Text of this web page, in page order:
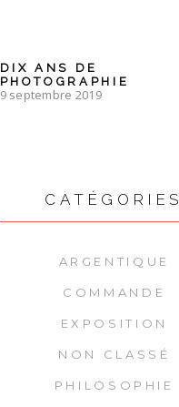
DIX ANS DE
PHOTOGRAPHIE
9 septembre 2019
CATÉGORIES
ARGENTIQUE
COMMANDE
EXPOSITION
NON CLASSÉ
PHILOSOPHIE